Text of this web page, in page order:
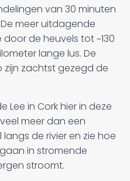
van 30 minuten
meer uitdagende
de heuvels tot ~130
lange lus. De
zijn zachtst gezegd de
Lee in Cork hier in deze
meer dan een
de rivier en zie hoe
in stromende
stroomt.